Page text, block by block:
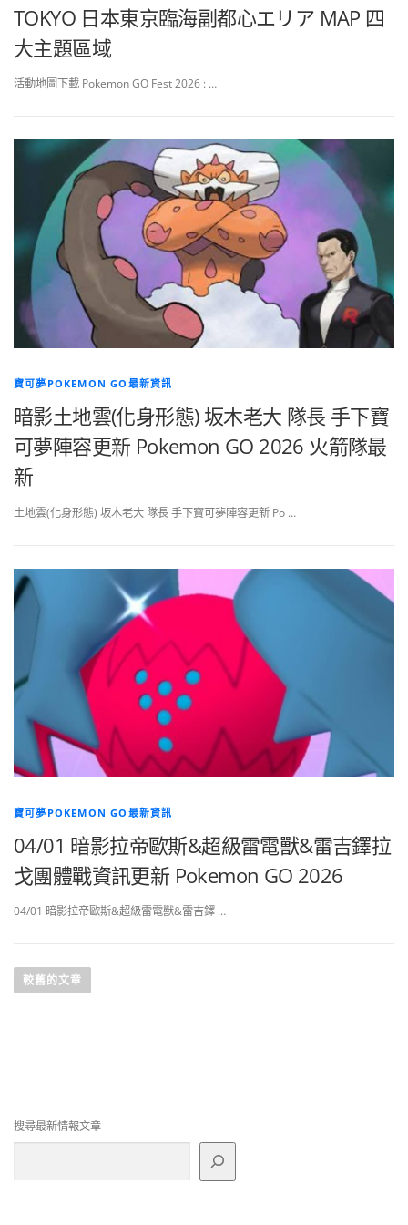
TOKYO 日本東京臨海副都心エリア MAP 四
大主題區域
活動地圖下載 Pokemon GO Fest 2026 : …
寶可夢POKEMON GO最新資訊
暗影土地雲(化身形態) 坂木老大 隊長 手下寶
可夢陣容更新 Pokemon GO 2026 火箭隊最
新
土地雲(化身形態) 坂木老大 隊長 手下寶可夢陣容更新 Po …
寶可夢POKEMON GO最新資訊
04/01 暗影拉帝歐斯&超級雷電獸&雷吉鐸拉
戈團體戰資訊更新 Pokemon GO 2026
04/01 暗影拉帝歐斯&超級雷電獸&雷吉鐸 …
章
較舊的文章
搜尋最新情報文章